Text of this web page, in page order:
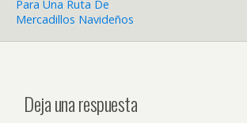
Para Una Ruta De
Mercadillos Navideños
Deja una respuesta